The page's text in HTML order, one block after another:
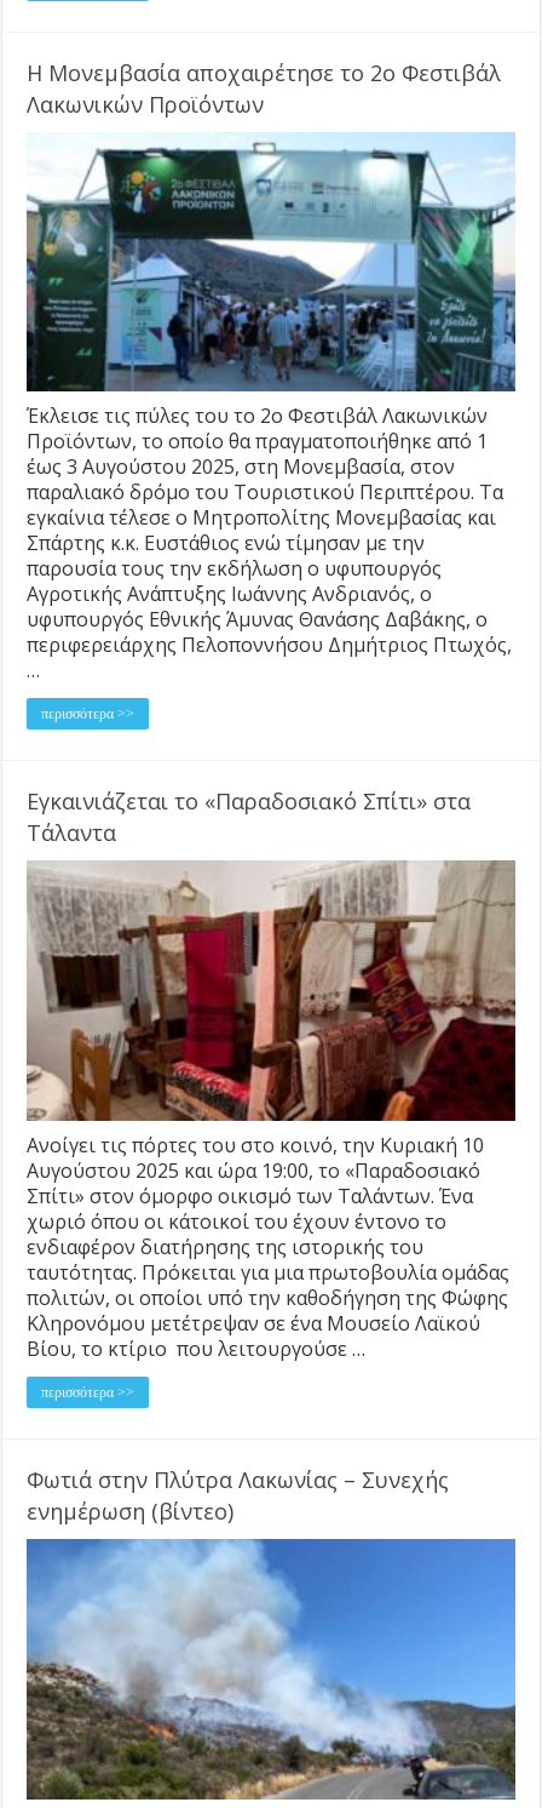
Η Μονεμβασία αποχαιρέτησε το 2ο Φεστιβάλ
Λακωνικών Προϊόντων
Έκλεισε τις πύλες του το 2ο Φεστιβάλ Λακωνικών
Προϊόντων, το οποίο θα πραγματοποιήθηκε από 1
έως 3 Αυγούστου 2025, στη Μονεμβασία, στον
παραλιακό δρόμο του Τουριστικού Περιπτέρου. Τα
εγκαίνια τέλεσε ο Μητροπολίτης Μονεμβασίας και
Σπάρτης κ.κ. Ευστάθιος ενώ τίμησαν με την
παρουσία τους την εκδήλωση ο υφυπουργός
Αγροτικής Ανάπτυξης Ιωάννης Ανδριανός, ο
υφυπουργός Εθνικής Άμυνας Θανάσης Δαβάκης, ο
περιφερειάρχης Πελοποννήσου Δημήτριος Πτωχός,
…
περισσότερα >>
Εγκαινιάζεται το «Παραδοσιακό Σπίτι» στα
Τάλαντα
Ανοίγει τις πόρτες του στο κοινό, την Κυριακή 10
Αυγούστου 2025 και ώρα 19:00, το «Παραδοσιακό
Σπίτι» στον όμορφο οικισμό των Ταλάντων. Ένα
χωριό όπου οι κάτοικοί του έχουν έντονο το
ενδιαφέρον διατήρησης της ιστορικής του
ταυτότητας. Πρόκειται για μια πρωτοβουλία ομάδας
πολιτών, οι οποίοι υπό την καθοδήγηση της Φώφης
Κληρονόμου μετέτρεψαν σε ένα Μουσείο Λαϊκού
Βίου, το κτίριο που λειτουργούσε …
περισσότερα >>
Φωτιά στην Πλύτρα Λακωνίας – Συνεχής
ενημέρωση (βίντεο)